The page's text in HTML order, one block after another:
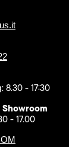
8.30 - 17:30
- 17.00